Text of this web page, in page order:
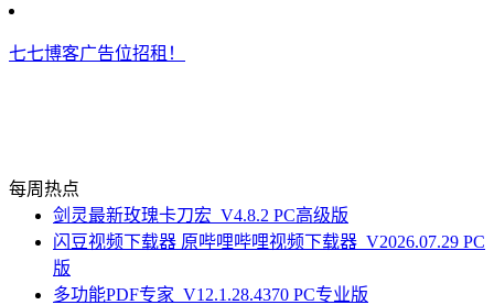
七七博客广告位招租！
每周热点
剑灵最新玫瑰卡刀宏_V4.8.2 PC高级版
闪豆视频下载器 原哔哩哔哩视频下载器_V2026.07.29 PC
版
多功能PDF专家_V12.1.28.4370 PC专业版